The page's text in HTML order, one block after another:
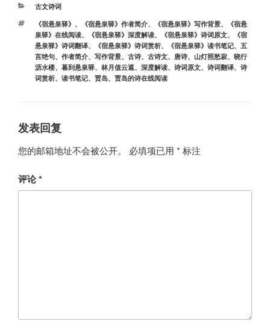
分
古文诗词
标
签
《宿悬泉驿》 、 《宿悬泉驿》作者简介、 《宿悬泉驿》写作背景、
《宿悬
泉驿》在线阅读、 《宿悬泉驿》深度解读、 《宿悬泉驿》诗词原文、
《宿
悬泉驿》诗词翻译、 《宿悬泉驿》诗词赏析、 《宿悬泉驿》读书笔记、 五
言绝句、 作者简介、 写作背景、 古诗、 古诗文、 唐诗、 山灯照愁寂、 晓行
沥水楼、 暮到悬泉驿、 林月值云遮、 深度解读、 诗词原文、 诗词翻译、 诗
词赏析、 读书笔记、 贾岛、 贾岛的诗在线阅读
发表回复
您的邮箱地址不会被公开。 必填项已用 * 标注
评论*